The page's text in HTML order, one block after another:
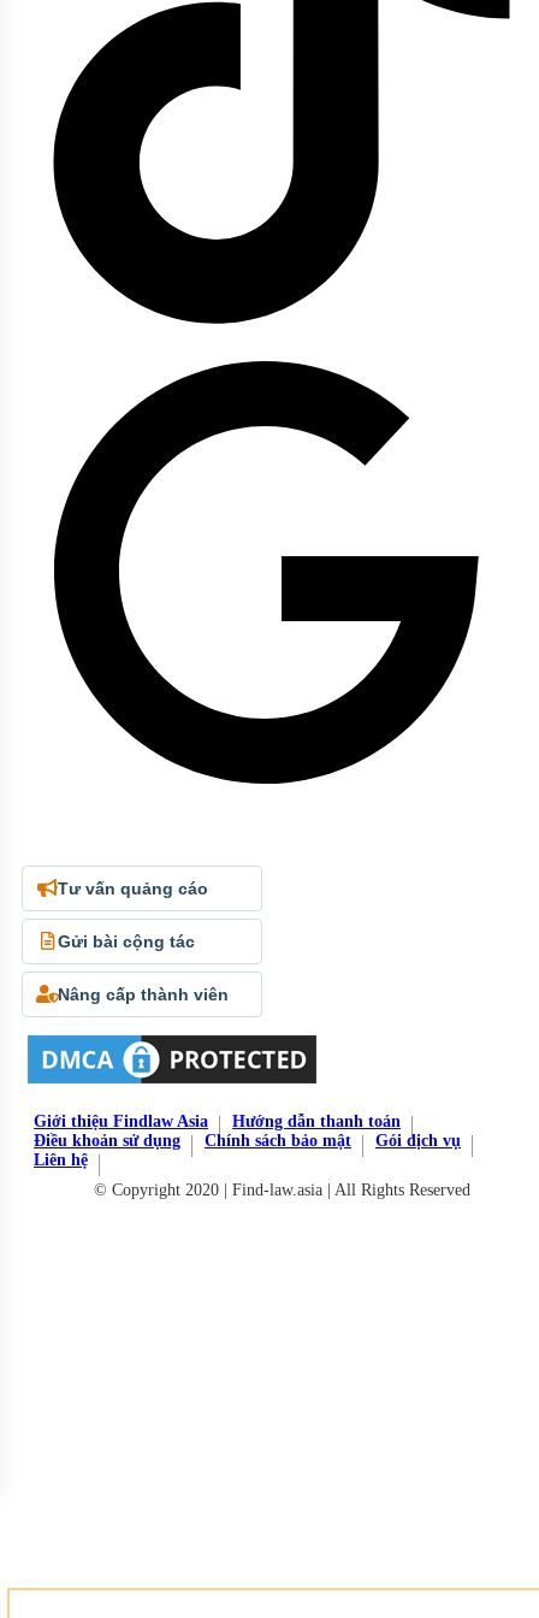
Tư vấn quảng cáo
Gửi bài cộng tác
Nâng cấp thành viên
Giới thiệu Findlaw Asia
Hướng dẫn thanh toán
Điều khoản sử dụng
Chính sách bảo mật
Gói dịch vụ
Liên hệ
© Copyright 2020 | Find-law.asia | All Rights Reserved